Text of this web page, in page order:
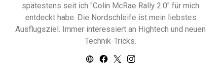
spätestens seit ich "Colin McRae Rally 2.0" für mich
entdeckt habe. Die Nordschleife ist mein liebstes
Ausflugsziel. Immer interessiert an Hightech und neuen
Technik-Tricks.